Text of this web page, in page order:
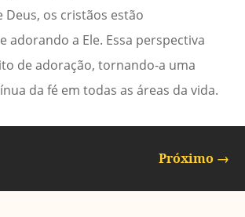
Deus, os cristãos estão
adorando a Ele. Essa perspectiva
de adoração, tornando-a uma
da fé em todas as áreas da vida.
Próximo →